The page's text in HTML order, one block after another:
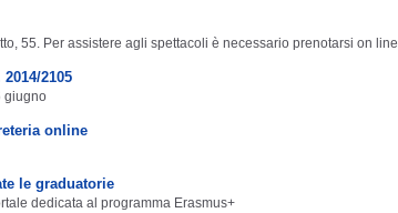
55. Per assistere agli spettacoli è necessario prenotarsi on line
2105
giugno
online
le graduatorie
dedicata al programma Erasmus+